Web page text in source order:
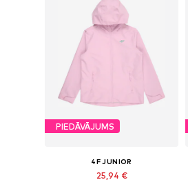
PIEDĀVĀJUMS
4F JUNIOR
25,94 €